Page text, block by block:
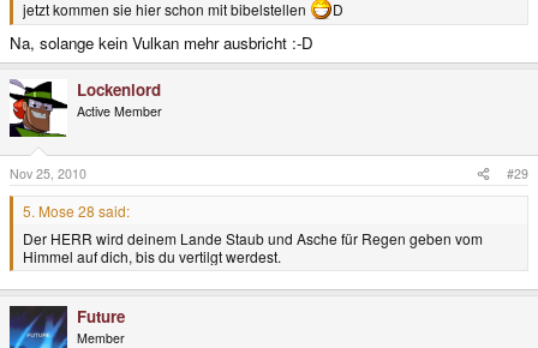
jetzt kommen sie hier schon mit bibelstellen D
Na, solange kein Vulkan mehr ausbricht :-D
Lockenlord
Active Member
Nov 25, 2010 #29
5. Mose 28 said:
Der HERR wird deinem Lande Staub und Asche für Regen geben vom
Himmel auf dich, bis du vertilgt werdest.
Future
Member